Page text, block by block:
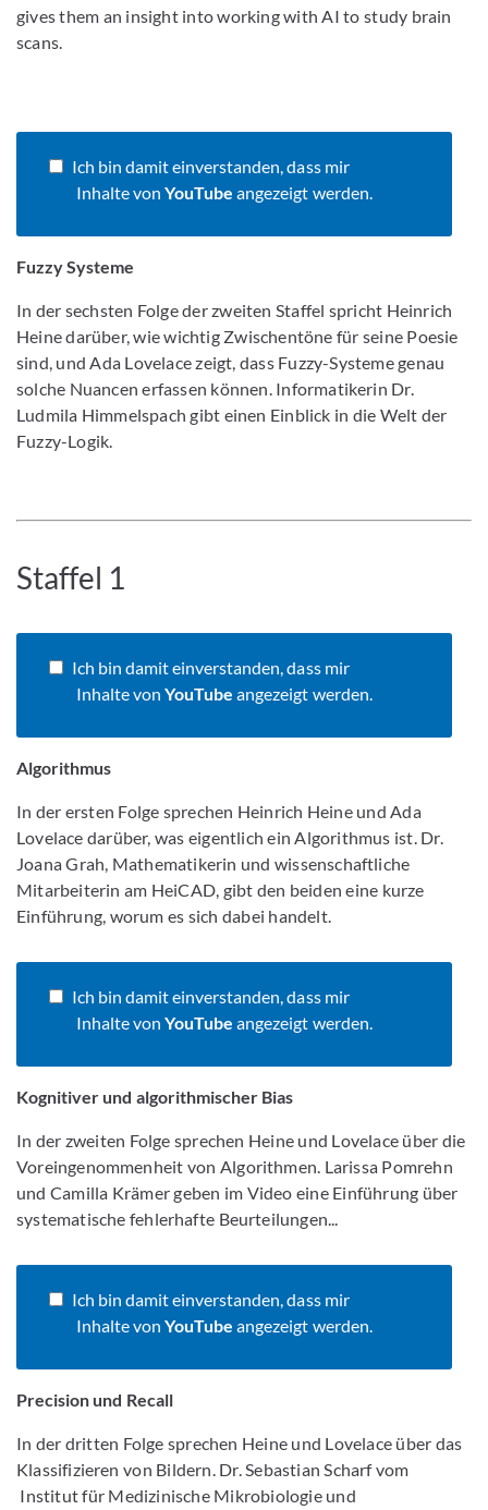
gives them an insight into working with AI to study brain
scans.
Ich bin damit einverstanden, dass mir
Inhalte vonYouTube angezeigt werden.
Fuzzy Systeme
In der sechsten Folge der zweiten Staffel spricht Heinrich
Heine darüber, wie wichtig Zwischentöne für seine Poesie
sind, und Ada Lovelace zeigt, dass Fuzzy-Systeme genau
solche Nuancen erfassen können. Informatikerin Dr.
Ludmila Himmelspach gibt einen Einblick in die Welt der
Fuzzy-Logik.
Staffel 1
Ich bin damit einverstanden, dass mir
Inhalte vonYouTube angezeigt werden.
Algorithmus
In der ersten Folge sprechen Heinrich Heine und Ada
Lovelace darüber, was eigentlich ein Algorithmus ist. Dr.
Joana Grah, Mathematikerin und wissenschaftliche
Mitarbeiterin am HeiCAD, gibt den beiden eine kurze
Einführung, worum es sich dabei handelt.
Ich bin damit einverstanden, dass mir
Inhalte vonYouTube angezeigt werden.
Kognitiver und algorithmischer Bias
In der zweiten Folge sprechen Heine und Lovelace über die
Voreingenommenheit von Algorithmen. Larissa Pomrehn
und Camilla Krämer geben im Video eine Einführung über
systematische fehlerhafte Beurteilungen...
Ich bin damit einverstanden, dass mir
Inhalte vonYouTube angezeigt werden.
Precision und Recall
In der dritten Folge sprechen Heine und Lovelace über das
Klassifizieren von Bildern. Dr. Sebastian Scharf vom
Institut für Medizinische Mikrobiologie und